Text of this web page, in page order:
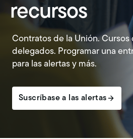
recursos
Contratos de la Unión.
delegados. Programar una
para las alertas y más.
Suscríbase a las alertas